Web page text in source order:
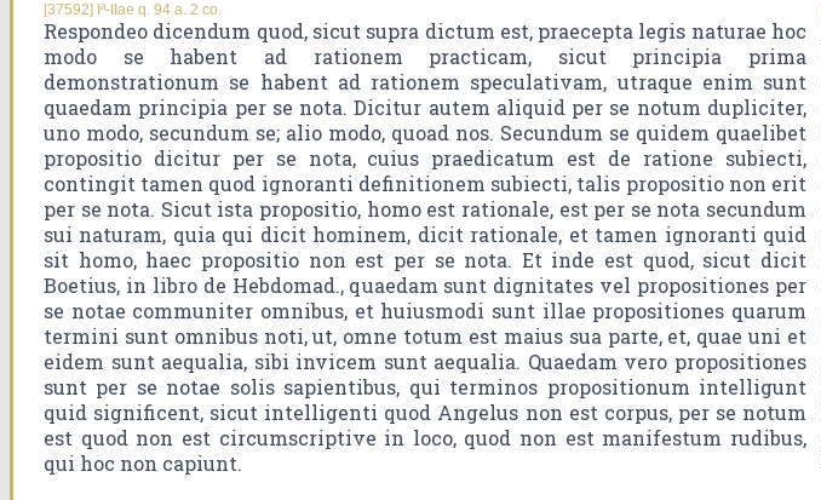
[37592] Iª-IIae q. 94 a. 2 co.
Respondeo dicendum quod, sicut supra dictum est, praecepta legis naturae hoc
modo se habent ad rationem practicam, sicut principia prima
demonstrationum se habent ad rationem speculativam, utraque enim sunt
quaedam principia per se nota. Dicitur autem aliquid per se notum dupliciter,
uno modo, secundum se; alio modo, quoad nos. Secundum se quidem quaelibet
propositio dicitur per se nota, cuius praedicatum est de ratione subiecti,
contingit tamen quod ignoranti definitionem subiecti, talis propositio non erit
per se nota. Sicut ista propositio, homo est rationale, est per se nota secundum
sui naturam, quia qui dicit hominem, dicit rationale, et tamen ignoranti quid
sit homo, haec propositio non est per se nota. Et inde est quod, sicut dicit
Boetius, in libro de Hebdomad., quaedam sunt dignitates vel propositiones per
se notae communiter omnibus, et huiusmodi sunt illae propositiones quarum
termini sunt omnibus noti, ut, omne totum est maius sua parte, et, quae uni et
eidem sunt aequalia, sibi invicem sunt aequalia. Quaedam vero propositiones
sunt per se notae solis sapientibus, qui terminos propositionum intelligunt
quid significent, sicut intelligenti quod Angelus non est corpus, per se notum
est quod non est circumscriptive in loco, quod non est manifestum rudibus,
qui hoc non capiunt.